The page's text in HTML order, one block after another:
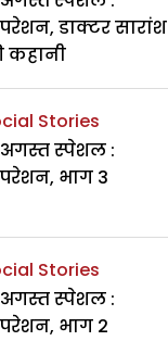
डाक्टर सारांश
कहानी
Stories
अगस्त स्पेशल :
भाग 3
Stories
अगस्त स्पेशल :
भाग 2